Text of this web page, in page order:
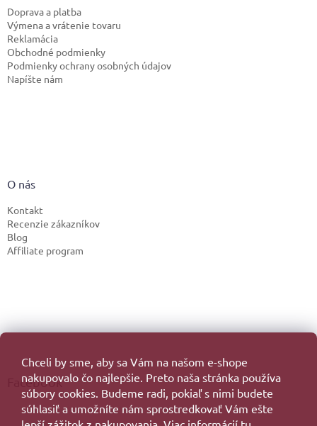
Chceli by sme, aby sa Vám na našom e-shope
nakupovalo čo najlepšie. Preto naša stránka používa
súbory cookies. Budeme radi, pokiaľ s nimi budete
súhlasiť a umožníte nám sprostredkovať Vám ešte
Doprava a platba
Výmena a vrátenie tovaru
Reklamácia
Obchodné podmienky
Podmienky ochrany osobných údajov
Napíšte nám
O nás
Kontakt
Recenzie zákazníkov
Blog
Affiliate program
Facebook